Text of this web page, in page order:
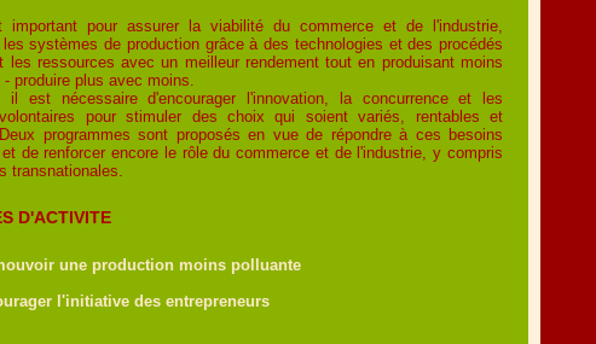
pour assurer la viabilité du commerce et de l'industrie,
les systèmes de production grâce à des technologies et des procédés
les ressources avec un meilleur rendement tout en produisant moins
produire plus avec moins.
il est nécessaire d'encourager l'innovation, la concurrence et les
pour stimuler des choix qui soient variés, rentables et
programmes sont proposés en vue de répondre à ces besoins
de renforcer encore le rôle du commerce et de l'industrie, y compris
transnationales.
D'ACTIVITE
une production moins polluante
l'initiative des entrepreneurs